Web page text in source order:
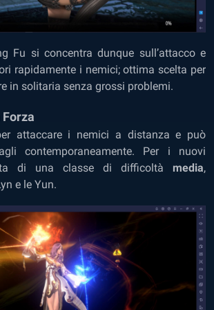
Fu si concentra dunque sull’attacco e
rapidamente i nemici; ottima scelta per
in solitaria senza grossi problemi.
attaccare i nemici a distanza e può
contemporaneamente. Per i nuovi
di una classe di difficoltà media,
e le Yun.